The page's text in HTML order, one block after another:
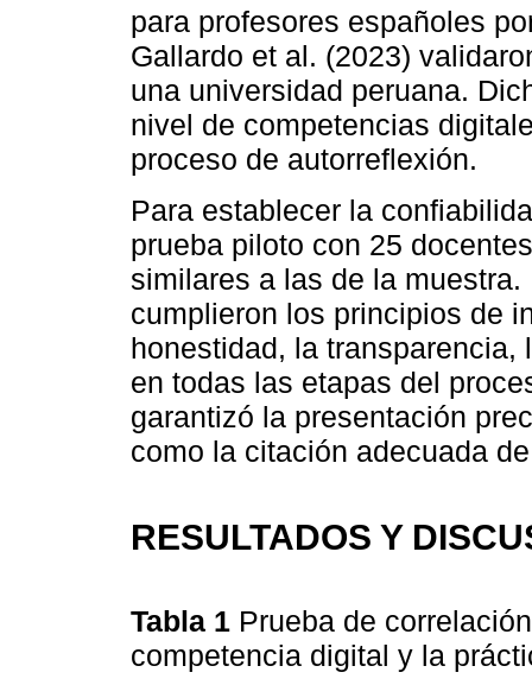
para profesores españoles
Gallardo et al. (2023)
una universidad peruana.
nivel de competencias
proceso de autorreflexión.
Para establecer la
prueba piloto con 25
similares a las de la
cumplieron los principios de
honestidad, la
en todas las etapas del
garantizó la presentación
como la citación adecuada
RESULTADOS Y
Tabla 1 Prueba de
competencia digital y la